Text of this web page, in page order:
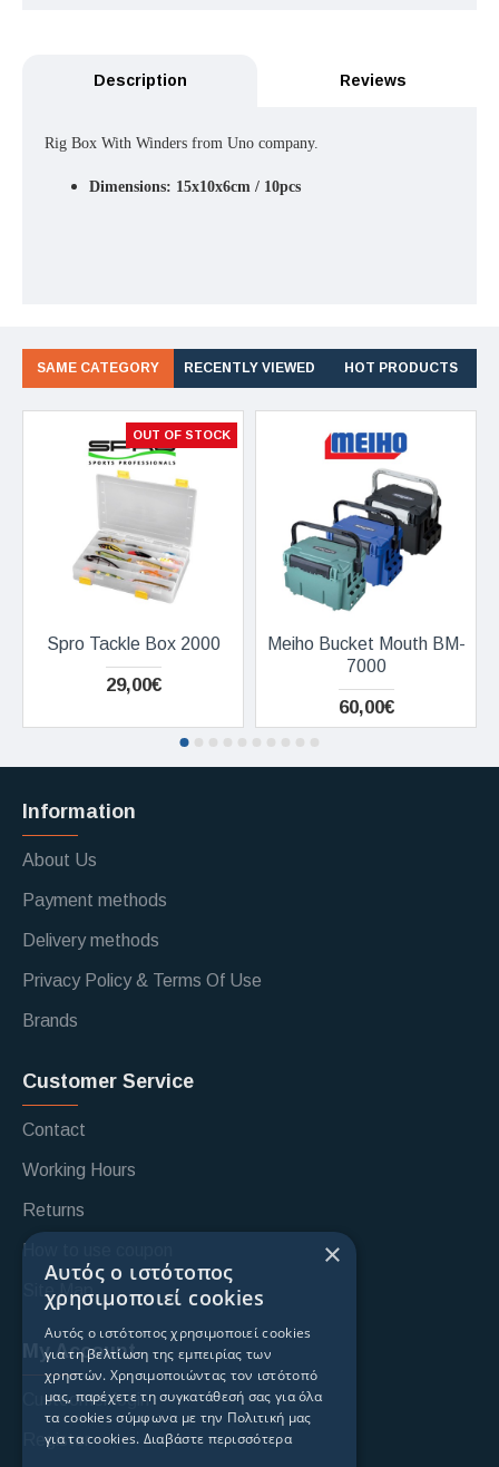
Description Reviews
Rig Box With Winders from Uno company.
Dimensions: 15x10x6cm / 10pcs
SAME CATEGORY RECENTLY VIEWED HOT PRODUCTS
OUT OF STOCK
Spro Tackle Box 2000
29,00€
Meiho Bucket Mouth BM-
7000
60,00€
Information
About Us
Payment methods
Delivery methods
Privacy Policy & Terms Of Use
Brands
Customer Service
Contact
Working Hours
Returns
How to use coupon
Site Map
My Account
Custoomer login
Register
×
Αυτός ο ιστότοπος
χρησιμοποιεί cookies
Αυτός ο ιστότοπος χρησιμοποιεί cookies
για τη βελτίωση της εμπειρίας των
χρηστών. Χρησιμοποιώντας τον ιστότοπό
μας, παρέχετε τη συγκατάθεσή σας για όλα
τα cookies σύμφωνα με την Πολιτική μας
για τα cookies. Διαβάστε περισσότερα